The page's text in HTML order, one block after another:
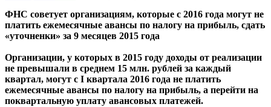
ФНС советует организациям, которые с 2016 года могут не
платить ежемесячные авансы по налогу на прибыль, сдать
«уточненки» за 9 месяцев 2015 года
Организации, у которых в 2015 году доходы от реализации
не превышали в среднем 15 млн. рублей за каждый
квартал, могут с I квартала 2016 года не платить
ежемесячные авансы по налогу на прибыль, а перейти на
поквартальную уплату авансовых платежей.